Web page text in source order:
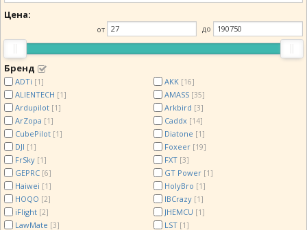
Цена:
от до
Бренд
ADTi [1] AKK [16]
ALIENTECH [1] AMASS [35]
Ardupilot [1] Arkbird [3]
ArZopa [1] Caddx [14]
CubePilot [1] Diatone [1]
DJI [1] Foxeer [19]
FrSky [1] FXT [3]
GEPRC [6] GT Power [1]
Haiwei [1] HolyBro [1]
HOQO [2] IBCrazy [1]
iFlight [2] JHEMCU [1]
LawMate [3] LST [1]